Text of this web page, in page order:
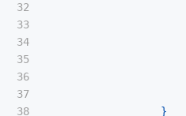
32
33
34
35
36
37
38
}